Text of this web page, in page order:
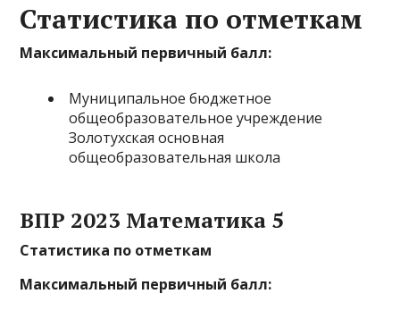
Статистика по отметкам
Максимальный первичный балл:
Муниципальное бюджетное
общеобразовательное учреждение
Золотухская основная
общеобразовательная школа
ВПР 2023 Математика 5
Статистика по отметкам
Максимальный первичный балл: